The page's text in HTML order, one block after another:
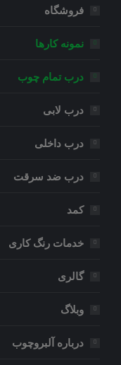
فروشگاه
نمونه کارها
درب تمام چوب
درب لابی
درب داخلی
درب ضد سرقت
کمد
خدمات رنگ کاری
گالری
وبلاگ
درباره آلبروچوب